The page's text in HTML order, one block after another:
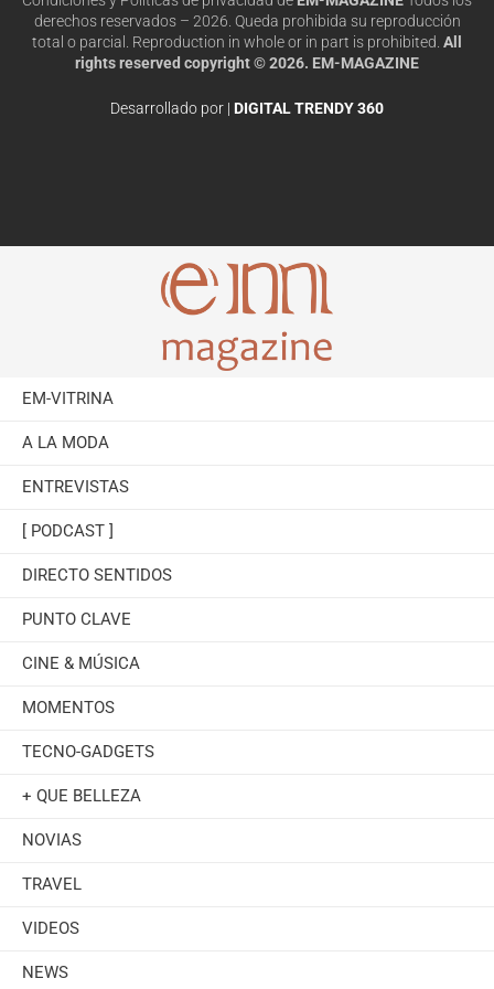
derechos reservados – 2026. Queda prohibida su reproducción
total o parcial. Reproduction in whole or in part is prohibited. All
rights reserved copyright © 2026. EM-MAGAZINE
Desarrollado por | DIGITAL TRENDY 360
EM-VITRINA
A LA MODA
ENTREVISTAS
[ PODCAST ]
DIRECTO SENTIDOS
PUNTO CLAVE
CINE & MÚSICA
MOMENTOS
TECNO-GADGETS
+ QUE BELLEZA
NOVIAS
TRAVEL
VIDEOS
NEWS